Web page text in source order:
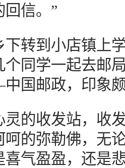
回信。”
到小店镇上学
个同学一起去邮
国邮政，印象
收发站，收发
呵的弥勒佛，无
喜气盈盈，还是